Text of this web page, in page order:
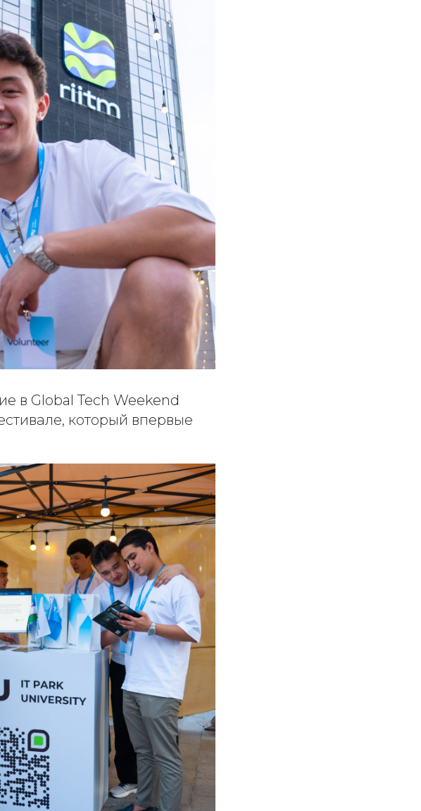
в Global Tech Weekend
который впервые